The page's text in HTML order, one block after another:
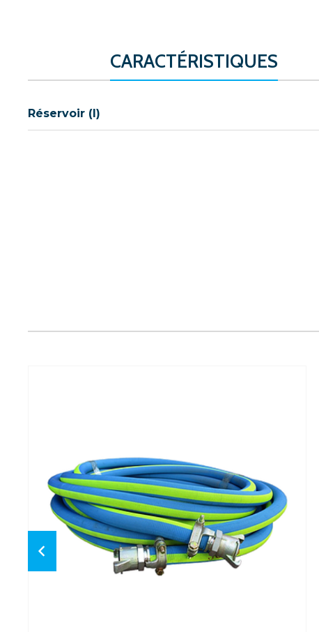
CARACTÉRISTIQUES
Réservoir (l)